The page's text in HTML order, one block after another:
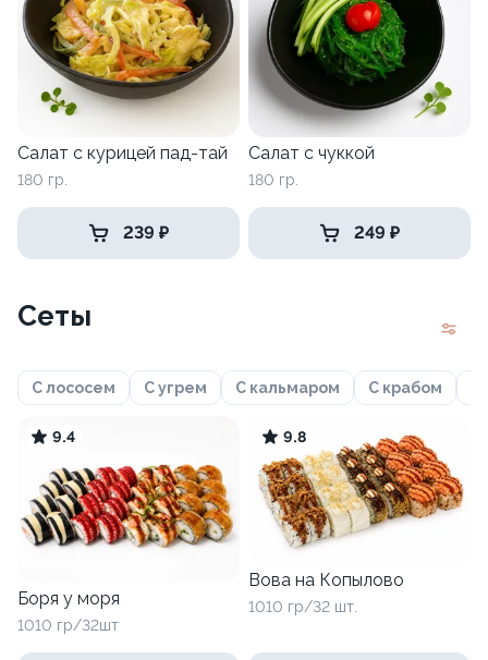
Салат с курицей пад-тай
180 гр.
239 ₽
Салат с чуккой
180 гр.
249 ₽
Сеты
С лососем С угрем С кальмаром С крабом
9.4
Боря у моря
1010 гр/32шт
9.8
Вова на Копылово
1010 гр/32 шт.